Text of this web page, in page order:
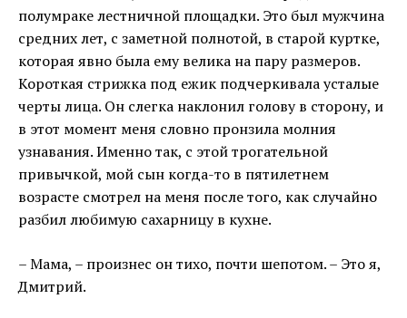
полумраке лестничной площадки. Это был мужчина
средних лет, с заметной полнотой, в старой куртке,
которая явно была ему велика на пару размеров.
Короткая стрижка под ежик подчеркивала усталые
черты лица. Он слегка наклонил голову в сторону, и
в этот момент меня словно пронзила молния
узнавания. Именно так, с этой трогательной
привычкой, мой сын когда-то в пятилетнем
возрасте смотрел на меня после того, как случайно
разбил любимую сахарницу в кухне.
– Мама, – произнес он тихо, почти шепотом. – Это я,
Дмитрий.